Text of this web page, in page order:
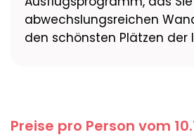
abwechslungsreichen
den schönsten Plätzen der
Preise pro Person vom